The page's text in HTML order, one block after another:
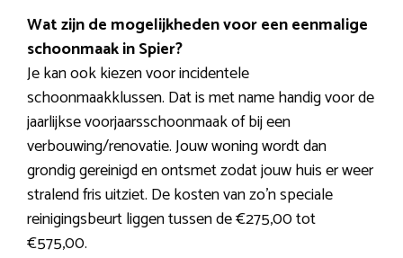
Wat zijn de mogelijkheden voor een eenmalige
schoonmaak in Spier?
Je kan ook kiezen voor incidentele
schoonmaakklussen. Dat is met name handig voor de
jaarlijkse voorjaarsschoonmaak of bij een
verbouwing/renovatie. Jouw woning wordt dan
grondig gereinigd en ontsmet zodat jouw huis er weer
stralend fris uitziet. De kosten van zo’n speciale
reinigingsbeurt liggen tussen de €275,00 tot
€575,00.